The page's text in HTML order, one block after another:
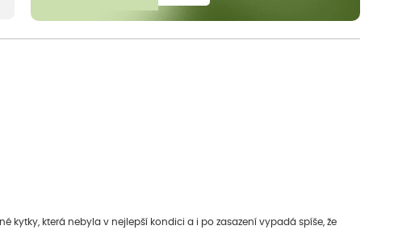
kytky, která nebyla v nejlepší kondici a i po zasazení vypadá spíše, že